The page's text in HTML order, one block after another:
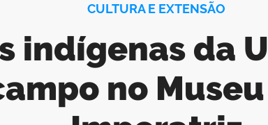
CULTURA E EXTENSÃO
no